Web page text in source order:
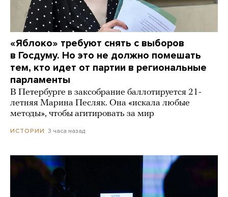
«Яблоко» требуют снять с выборов
в Госдуму. Но это не должно помешать
тем, кто идет от партии в региональные
парламенты
В Петербурге в заксобрание баллотируется 21-
летняя Марина Песляк. Она «искала любые
методы», чтобы агитировать за мир
ИСТОРИИ 3 часа назад